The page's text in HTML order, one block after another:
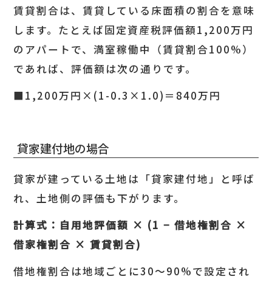
賃貸割合は、賃貸している床面積の割合を意味
します。たとえば固定資産税評価額1,200万円
のアパートで、満室稼働中（賃貸割合100%）
であれば、評価額は次の通りです。
■1,200万円×(1-0.3×1.0)＝840万円
貸家建付地の場合
貸家が建っている土地は「貸家建付地」と呼ば
れ、土地側の評価も下がります。
計算式：自用地評価額 × (1 −借地権割合 ×
借家権割合 ×賃貸割合)
借地権割合は地域ごとに30〜90%で設定され